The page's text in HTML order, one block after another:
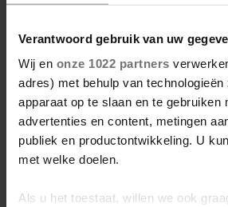
Verantwoord gebruik van uw
Wij en onze 1022 partners
adres) met behulp van
apparaat op te slaan en te gebruiken
advertenties en content, metingen
publiek en productontwikkeling. U
met welke doelen.
Als u het toestaat, willen we ook
DE NIEUWE
LIGT NU IN DE
ABONNEREN